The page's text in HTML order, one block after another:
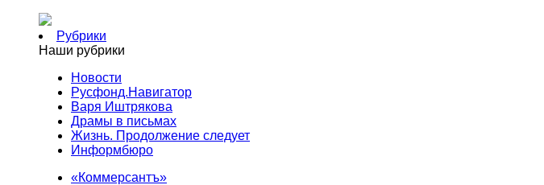
Рубрики
Наши рубрики
Новости
Русфонд.Навигатор
Варя Иштрякова
Драмы в письмах
Жизнь. Продолжение следует
Информбюро
«Коммерсантъ»